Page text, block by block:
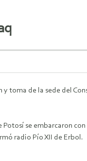
de la sede del
se embarcaron
radio Pío XII de Erbol.